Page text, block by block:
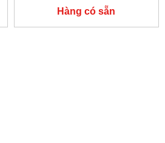
Hàng có sẵn